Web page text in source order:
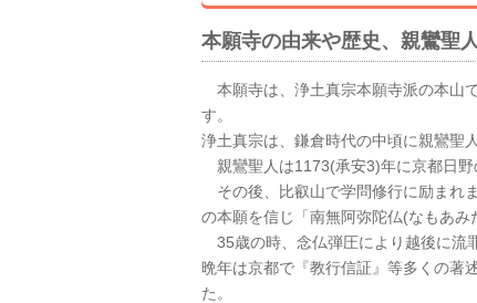
本願寺の由来や歴史、親鸞聖
本願寺は、浄土真宗本願寺派の本山
す。
浄土真宗は、鎌倉時代の中頃に親鸞聖
親鸞聖人は1173(承安3)年に京都日野
その後、比叡山で学問修行に励まれ
の本願を信じ「南無阿弥陀仏(なもあみ
35歳の時、念仏弾圧により越後に流
晩年は京都で『教行信証』等多くの著
た。